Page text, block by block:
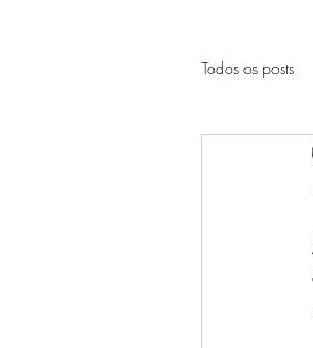
Todos os posts